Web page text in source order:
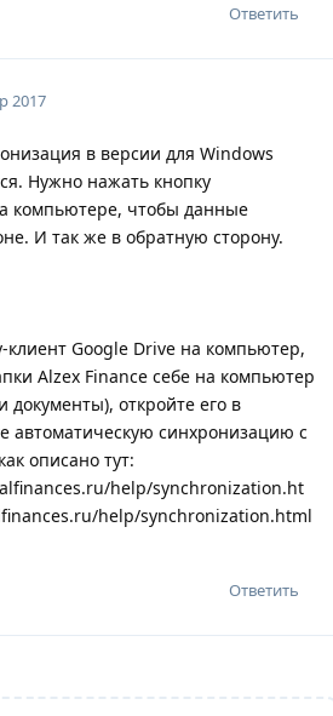
Ответить
2017
в версии для Windows
Нужно нажать кнопку
компьютере, чтобы данные
И так же в обратную сторону.
клиент Google Drive на компьютер,
Alzex Finance себе на компьютер
откройте его в
автоматическую синхронизацию с
описано тут:
help/synchronization.ht
help/synchronization.html
Ответить